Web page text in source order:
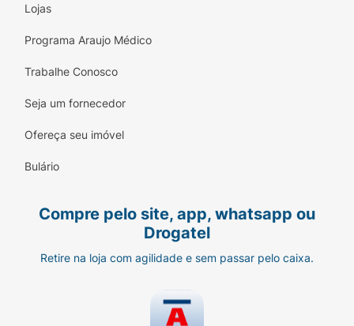
excessivamente cristalizado,
proporcionando uma experiência que
que agregam charme na hora de servir.
Embalagem Conveniente:
carregar com você.
Sugestão de Consumo:
Perfeito para acompanhar o seu café
de sobremesa rápida e um mimo delicioso
Lojas
Programa Araujo Médico
Trabalhe Conosco
Seja um fornecedor
Ofereça seu imóvel
Bulário
Compre pelo site, app, whatsapp ou
Drogatel
Retire na loja com agilidade e sem passar pelo caixa.